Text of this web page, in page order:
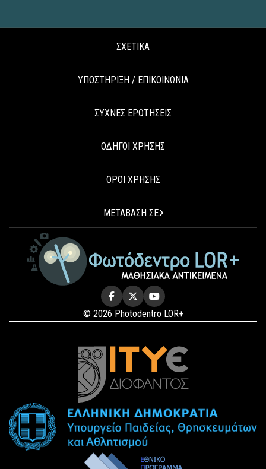
ΣΧΕΤΙΚΑ
ΥΠΟΣΤΗΡΙΞΗ / ΕΠΙΚΟΙΝΩΝΙΑ
ΣΥΧΝΕΣ ΕΡΩΤΗΣΕΙΣ
ΟΔΗΓΟΙ ΧΡΗΣΗΣ
ΟΡΟΙ ΧΡΗΣΗΣ
ΜΕΤΑΒΑΣΗ ΣΕ
© 2026 Photodentro LOR+